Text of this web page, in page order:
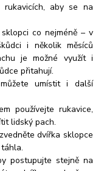
aby se na
co nejméně – v
i několik měsíců
je možné využít i
přitahují.
umístit i další
používejte rukavice,
lidský pach.
dvířka sklopce
postupujte stejně na